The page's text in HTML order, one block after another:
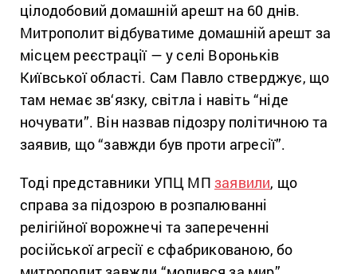
цілодобовий домашній арешт на 60 днів.
Митрополит відбуватиме домашній арешт за
місцем реєстрації — у селі Вороньків
Київської області. Сам Павло стверджує, що
там немає зв‘язку, світла і навіть “ніде
ночувати”. Він назвав підозру політичною та
заявив, що “завжди був проти агресії”.
Тоді представники УПЦ МП заявили, що
справа за підозрою в розпалюванні
релігійної ворожнечі та запереченні
російської агресії є сфабрикованою, бо